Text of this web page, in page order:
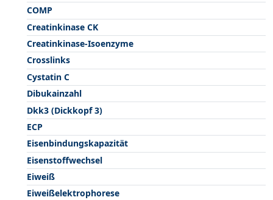
COMP
Creatinkinase CK
Creatinkinase-Isoenzyme
Crosslinks
Cystatin C
Dibukainzahl
Dkk3 (Dickkopf 3)
ECP
Eisenbindungskapazität
Eisenstoffwechsel
Eiweiß
Eiweißelektrophorese